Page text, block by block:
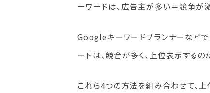
ーワードは、広告主が多い＝競争が
Googleキーワードプランナーなどで
ードは、競合が多く、上位表示するの
これら4つの方法を組み合わせて、